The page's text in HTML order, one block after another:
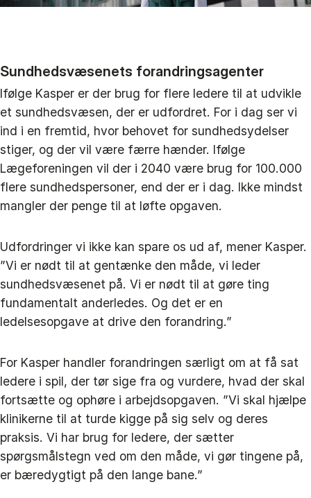
Sundhedsvæsenets forandringsagenter
Ifølge Kasper er der brug for flere ledere til at udvikle
et sundhedsvæsen, der er udfordret. For i dag ser vi
ind i en fremtid, hvor behovet for sundhedsydelser
stiger, og der vil være færre hænder. Ifølge
Lægeforeningen vil der i 2040 være brug for 100.000
flere sundhedspersoner, end der er i dag. Ikke mindst
mangler der penge til at løfte opgaven.
Udfordringer vi ikke kan spare os ud af, mener Kasper.
”Vi er nødt til at gentænke den måde, vi leder
sundhedsvæsenet på. Vi er nødt til at gøre ting
fundamentalt anderledes. Og det er en
ledelsesopgave at drive den forandring.”
For Kasper handler forandringen særligt om at få sat
ledere i spil, der tør sige fra og vurdere, hvad der skal
fortsætte og ophøre i arbejdsopgaven. ”Vi skal hjælpe
klinikerne til at turde kigge på sig selv og deres
praksis. Vi har brug for ledere, der sætter
spørgsmålstegn ved om den måde, vi gør tingene på,
er bæredygtigt på den lange bane.”